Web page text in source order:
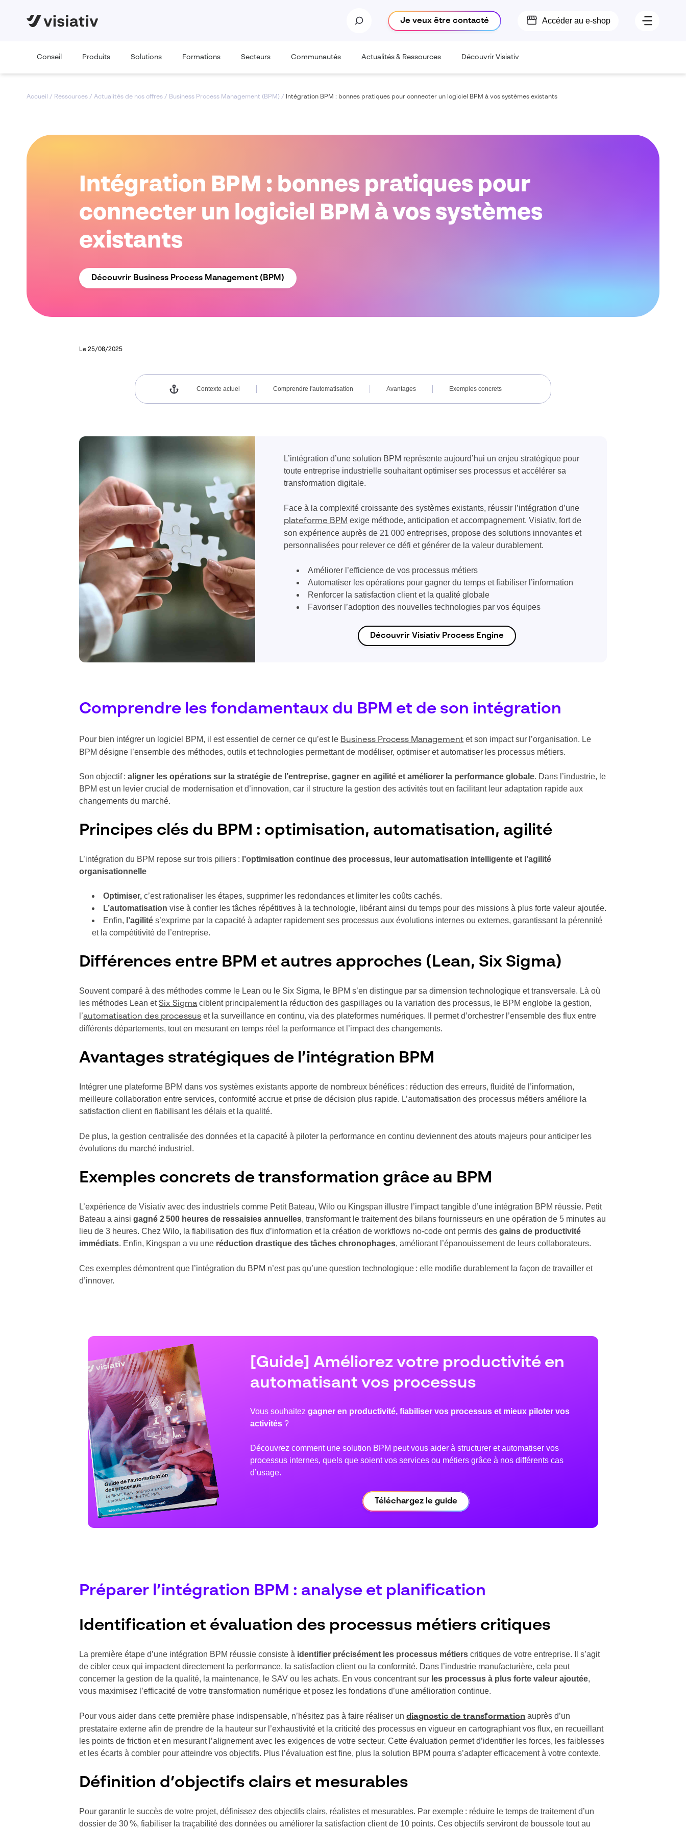
Je veux être contacté Accéder au e-shop
Conseil Produits Solutions Formations Secteurs Communautés Actualités & Ressources Découvrir Visiativ
Accueil / Ressources / Actualités de nos offres / Business Process Management (BPM) / Intégration BPM : bonnes pratiques pour connecter un logiciel BPM à vos systèmes existants
Intégration BPM : bonnes pratiques pour
connecter un logiciel BPM à vos systèmes
existants
Découvrir Business Process Management (BPM)
Le 25/08/2025
Contexte actuel Comprendre l'automatisation Avantages Exemples concrets
L’intégration d’une solution BPM représente aujourd’hui un enjeu stratégique pour
toute entreprise industrielle souhaitant optimiser ses processus et accélérer sa
transformation digitale.
Face à la complexité croissante des systèmes existants, réussir l’intégration d’une
plateforme BPM exige méthode, anticipation et accompagnement. Visiativ, fort de
son expérience auprès de 21 000 entreprises, propose des solutions innovantes et
personnalisées pour relever ce défi et générer de la valeur durablement.
Améliorer l’efficience de vos processus métiers
Automatiser les opérations pour gagner du temps et fiabiliser l’information
Renforcer la satisfaction client et la qualité globale
Favoriser l’adoption des nouvelles technologies par vos équipes
Découvrir Visiativ Process Engine
Comprendre les fondamentaux du BPM et de son intégration
Pour bien intégrer un logiciel BPM, il est essentiel de cerner ce qu’est le Business Process Management et son impact sur l’organisation. Le
BPM désigne l’ensemble des méthodes, outils et technologies permettant de modéliser, optimiser et automatiser les processus métiers.
Son objectif :aligner les opérations sur la stratégie de l’entreprise, gagner en agilité et améliorer la performance globale. Dans l’industrie, le
BPM est un levier crucial de modernisation et d’innovation, car il structure la gestion des activités tout en facilitant leur adaptation rapide aux
changements du marché.
Principes clés du BPM : optimisation, automatisation, agilité
L’intégration du BPM repose sur trois piliers : l’optimisation continue des processus, leur automatisation intelligente et l’agilité
organisationnelle
Optimiser, c’est rationaliser les étapes, supprimer les redondances et limiter les coûts cachés.
L’automatisation vise à confier les tâches répétitives à la technologie, libérant ainsi du temps pour des missions à plus forte valeur ajoutée.
Enfin, l’agilité s’exprime par la capacité à adapter rapidement ses processus aux évolutions internes ou externes, garantissant la pérennité
et la compétitivité de l’entreprise.
Différences entre BPM et autres approches (Lean, Six Sigma)
Souvent comparé à des méthodes comme le Lean ou le Six Sigma, le BPM s’en distingue par sa dimension technologique et transversale. Là où
les méthodes Lean etSix Sigma ciblent principalement la réduction des gaspillages ou la variation des processus, le BPM englobe la gestion,
l’automatisation des processus et la surveillance en continu, via des plateformes numériques. Il permet d’orchestrer l’ensemble des flux entre
différents départements, tout en mesurant en temps réel la performance et l’impact des changements.
Avantages stratégiques de l’intégration BPM
Intégrer une plateforme BPM dans vos systèmes existants apporte de nombreux bénéfices : réduction des erreurs, fluidité de l’information,
meilleure collaboration entre services, conformité accrue et prise de décision plus rapide. L’automatisation des processus métiers améliore la
satisfaction client en fiabilisant les délais et la qualité.
De plus, la gestion centralisée des données et la capacité à piloter la performance en continu deviennent des atouts majeurs pour anticiper les
évolutions du marché industriel.
Exemples concrets de transformation grâce au BPM
L’expérience de Visiativ avec des industriels comme Petit Bateau, Wilo ou Kingspan illustre l’impact tangible d’une intégration BPM réussie. Petit
Bateau a ainsigagné 2 500 heures de ressaisies annuelles, transformant le traitement des bilans fournisseurs en une opération de 5 minutes au
lieu de 3 heures. Chez Wilo, la fiabilisation des flux d’information et la création de workflows no-code ont permis desgains de productivité
immédiats. Enfin, Kingspan a vu une réduction drastique des tâches chronophages, améliorant l’épanouissement de leurs collaborateurs.
Ces exemples démontrent que l’intégration du BPM n’est pas qu’une question technologique : elle modifie durablement la façon de travailler et
d’innover.
[Guide] Améliorez votre productivité en
automatisant vos processus
Vous souhaitez gagner en productivité, fiabiliser vos processus et mieux piloter vos
activités?
Découvrez comment une solution BPM peut vous aider à structurer et automatiser vos
processus internes, quels que soient vos services ou métiers grâce à nos différents cas
d’usage.
Téléchargez le guide
Préparer l’intégration BPM : analyse et planification
Identification et évaluation des processus métiers critiques
La première étape d’une intégration BPM réussie consiste à identifier précisément les processus métiers critiques de votre entreprise. Il s’agit
de cibler ceux qui impactent directement la performance, la satisfaction client ou la conformité. Dans l’industrie manufacturière, cela peut
concerner la gestion de la qualité, la maintenance, le SAV ou les achats. En vous concentrant sur les processus à plus forte valeur ajoutée,
vous maximisez l’efficacité de votre transformation numérique et posez les fondations d’une amélioration continue.
Pour vous aider dans cette première phase indispensable, n’hésitez pas à faire réaliser undiagnostic de transformation auprès d’un
prestataire externe afin de prendre de la hauteur sur l’exhaustivité et la criticité des processus en vigueur en cartographiant vos flux, en recueillant
les points de friction et en mesurant l’alignement avec les exigences de votre secteur. Cette évaluation permet d’identifier les forces, les faiblesses
et les écarts à combler pour atteindre vos objectifs. Plus l’évaluation est fine, plus la solution BPM pourra s’adapter efficacement à votre contexte.
Définition d’objectifs clairs et mesurables
Pour garantir le succès de votre projet, définissez des objectifs clairs, réalistes et mesurables. Par exemple : réduire le temps de traitement d’un
dossier de 30 %, fiabiliser la traçabilité des données ou améliorer la satisfaction client de 10 points. Ces objectifs serviront de boussole tout au